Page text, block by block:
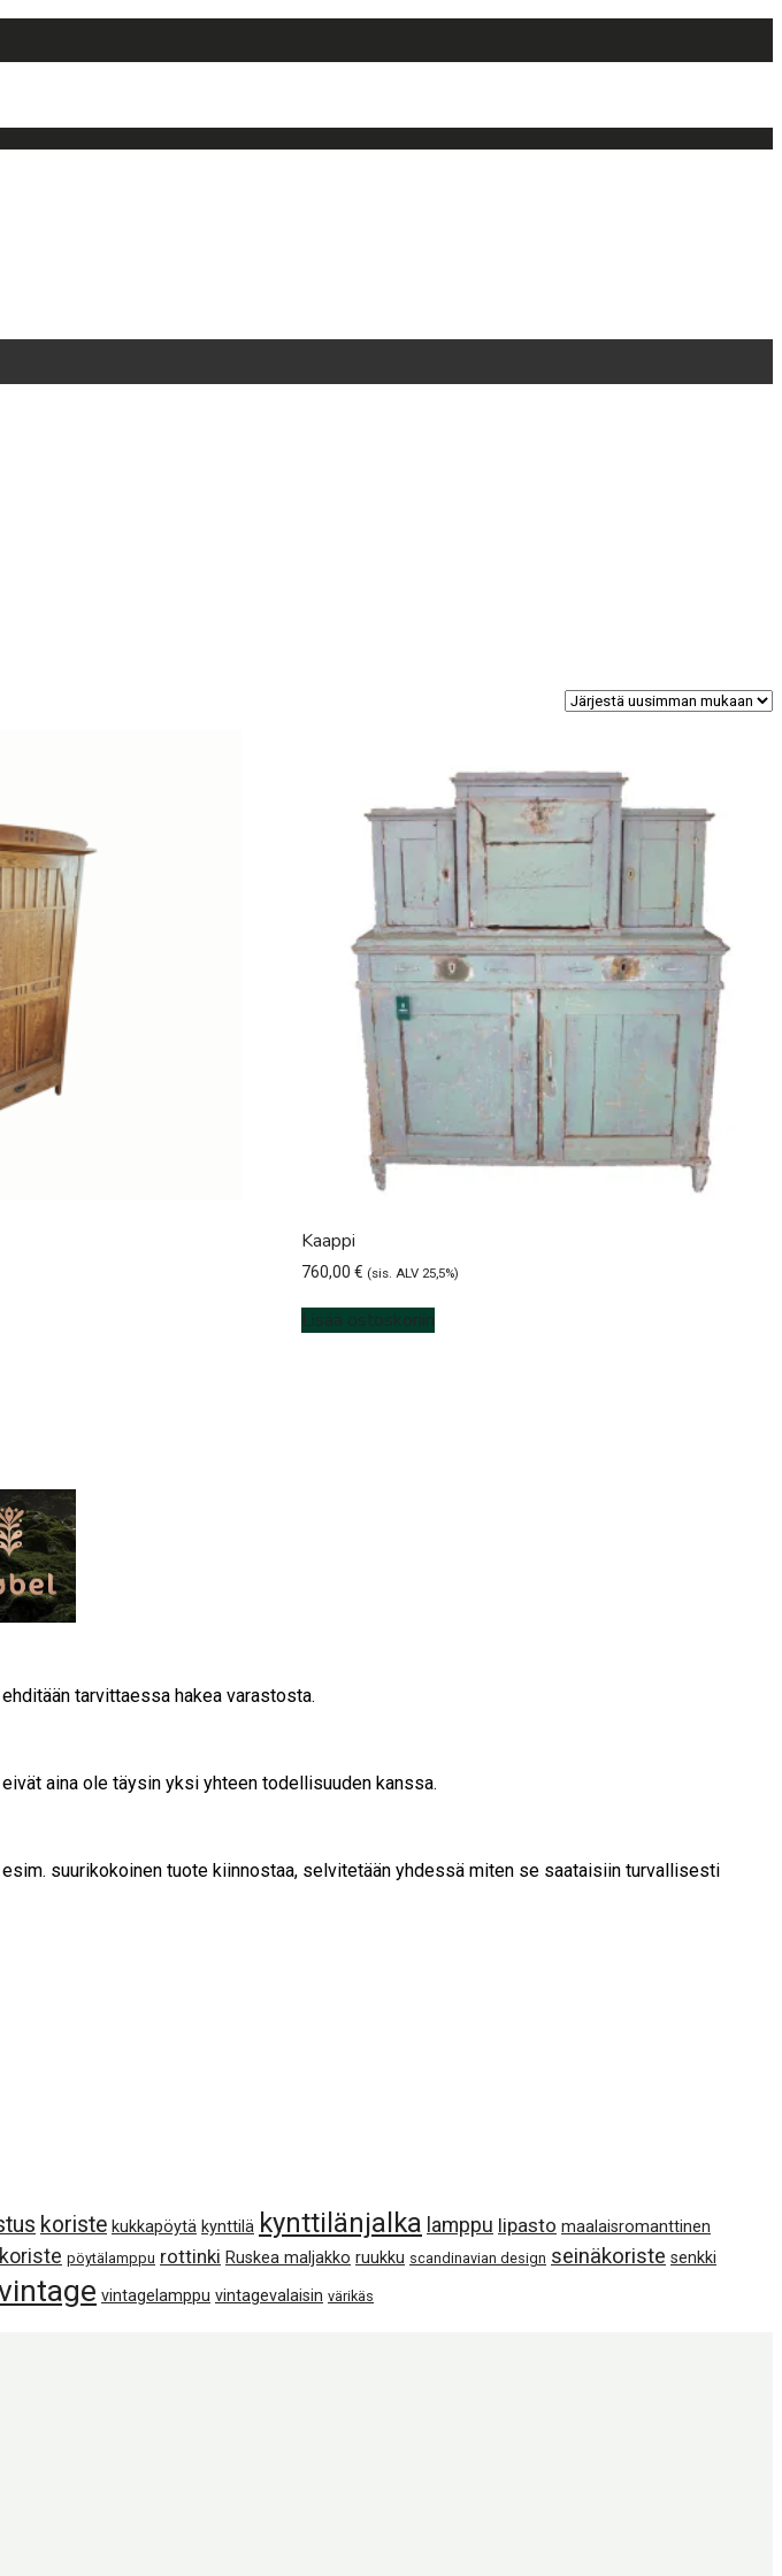
Kaappi
760,00 € (sis. ALV 25,5%)
Lisää ostoskoriin
tarvittaessa hakea varastosta.
aina ole täysin yksi yhteen todellisuuden kanssa.
suurikokoinen tuote kiinnostaa, selvitetään yhdessä miten se saataisiin turvallisesti
koriste kukkapöytä kynttilä kynttilänjalka lamppu lipasto maalaisromanttinen
pöytälamppu rottinki Ruskea maljakko ruukku scandinavian design seinäkoriste senkki
vintagelamppu vintagevalaisin värikäs